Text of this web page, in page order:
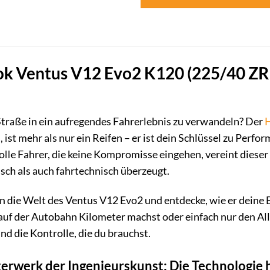
Ventus V12 Evo2 K120 (225/40
in ein aufregendes Fahrerlebnis zu verwandeln? Der
ist mehr als nur ein Reifen – er ist dein Schlüssel zu
Fahrer, die keine Kompromisse eingehen, vereint
als auch fahrtechnisch überzeugt.
die Welt des Ventus V12 Evo2 und entdecke, wie er
der Autobahn Kilometer machst oder einfach nur den
die Kontrolle, die du brauchst.
der Ingenieurskunst: Die Technologie